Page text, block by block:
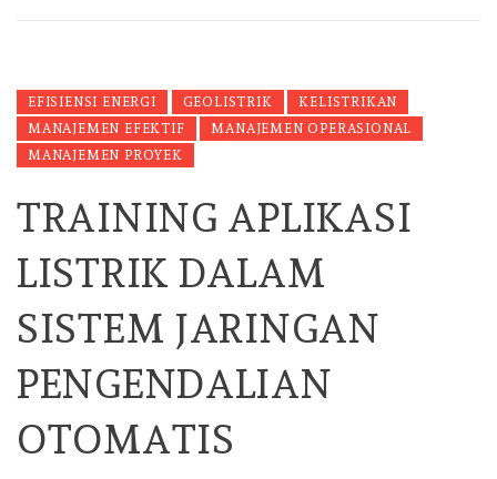
EFISIENSI ENERGI GEOLISTRIK
KELISTRIKAN
MANAJEMEN EFEKTIF
MANAJEMEN OPERASIONAL
MANAJEMEN PROYEK
TRAINING APLIKASI
LISTRIK DALAM
SISTEM JARINGAN
PENGENDALIAN
OTOMATIS